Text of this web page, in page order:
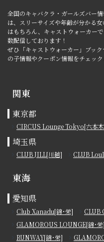
全国のキャバクラ・ガールズバー
は、スリーサイズや年齢が分かる
はもちろん、キャストウォーカー
数配信しております！
ぜひ「キャストウォーカー」ブッ
の子情報やクーポン情報をチェック
関東
東京都
CIRCUS Lounge Tokyo[六本
埼玉県
CLUB JILL[川越] CLUB
東海
愛知県
Club Xanadu[錦･栄]
CLUB
GLAMOROUS LOUNGE[錦･栄]
RUNWAY[錦･栄]